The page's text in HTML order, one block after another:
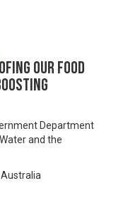
our food
Department
and the